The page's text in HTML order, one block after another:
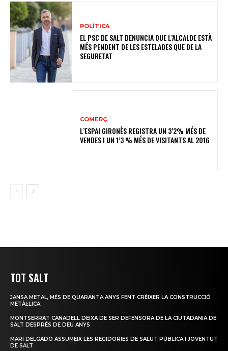
POLÍTICA
EL PSC DE SALT DENUNCIA QUE L’ALCALDE ESTÀ
MÉS PENDENT DE LES ESTELADES QUE DE LA
SEGURETAT
COMERÇ
L’ESPAI GIRONÈS REGISTRA UN 3’2% MÉS DE
VENDES I UN 1’3 % MÉS DE VISITANTS AL 2016
TOT SALT
JANSA METAL, MÉS DE QUARANTA ANYS FENT CRÉIXER LA CONSTRUCCIÓ
METÀL·LICA
MONTSERRAT CANADELL DEIXA DE SER DEFENSORA DE LA CIUTADANIA DE
SALT DESPRÉS DE DEU ANYS
MARI DELGADO ASSUMEIX LES REGIDORIES DE SALUT PÚBLICA I JOVENTUT
DE SALT